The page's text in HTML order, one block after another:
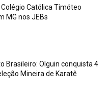
Católica Timóteo
MG nos JEBs
Brasileiro: Olguin conquista 4
Mineira de Karatê